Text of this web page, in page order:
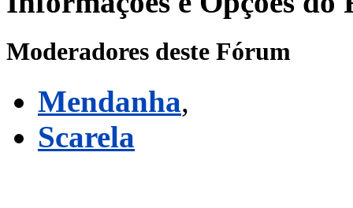
Moderadores deste Fórum
Mendanha,
Scarela